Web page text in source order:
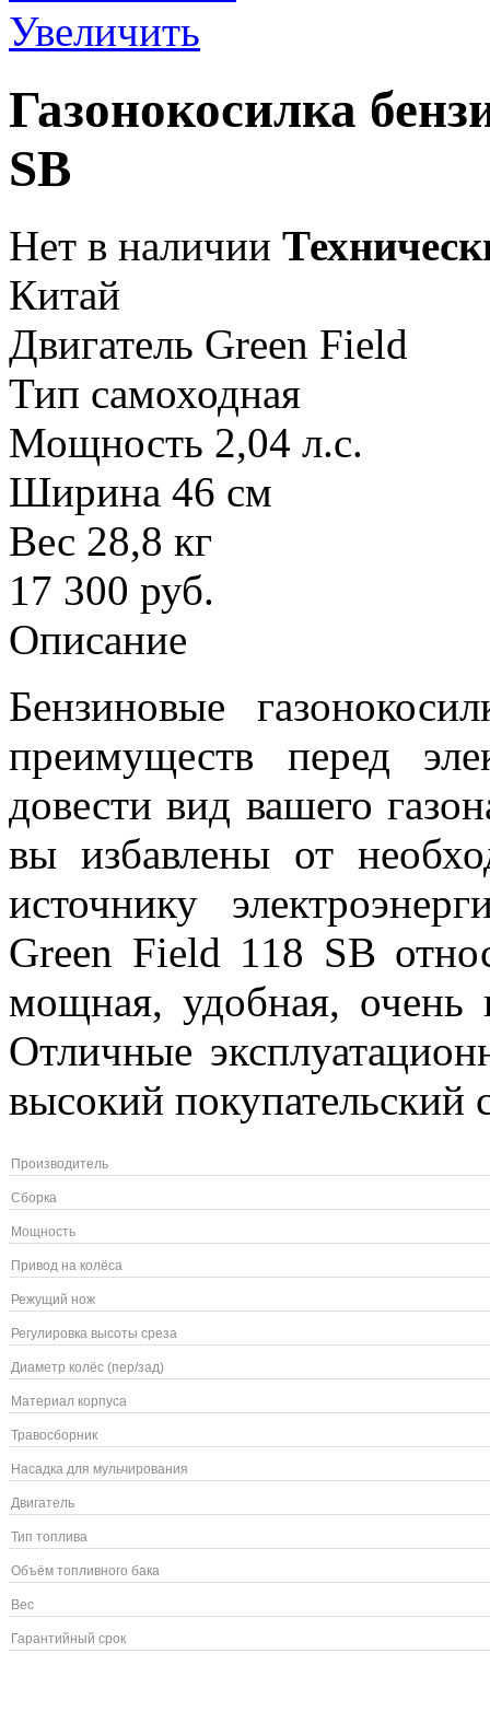
Увеличить
Газонокосилка
SB
Нет в наличии
Китай
Двигатель Green Field
Тип самоходная
Мощность 2,04 л.с.
Ширина 46 см
Вес 28,8 кг
17 300 руб.
Описание
Бензиновые
преимуществ перед
довести вид вашего
вы избавлены от
источнику
Green Field 118 SB
мощная, удобная, очень
Отличные
высокий покупательский
Производитель
Сборка
Мощность
Привод на колёса
Режущий нож
Регулировка высоты среза
Диаметр колёс (пер/зад)
Материал корпуса
Травосборник
Насадка для мульчирования
Двигатель
Тип топлива
Объём топливного бака
Вес
Гарантийный срок